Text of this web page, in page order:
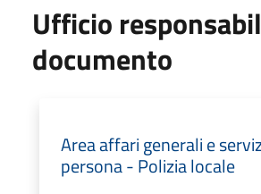
Ufficio
documento
Area affari generali e
persona - Polizia locale